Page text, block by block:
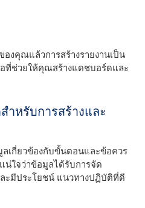
งคุณแล้วการสร้างรายงานเป็น
อที่ช่วยให้คุณสร้างแดชบอร์ดและ
หรับการสร้างและ
ลเกี่ยวข้องกับขั้นตอนและข้อควร
น่ใจว่าข้อมูลได้รับการจัด
ะมีประโยชน์ แนวทางปฏิบัติที่ดี